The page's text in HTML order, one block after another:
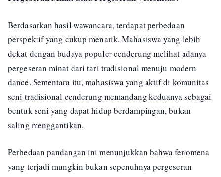
Berdasarkan hasil wawancara, terdapat perbedaan
perspektif yang cukup menarik. Mahasiswa yang lebih
dekat dengan budaya populer cenderung melihat adanya
pergeseran minat dari tari tradisional menuju modern
dance. Sementara itu, mahasiswa yang aktif di komunitas
seni tradisional cenderung memandang keduanya sebagai
bentuk seni yang dapat hidup berdampingan, bukan
saling menggantikan.
Perbedaan pandangan ini menunjukkan bahwa fenomena
yang terjadi mungkin bukan sepenuhnya pergeseran